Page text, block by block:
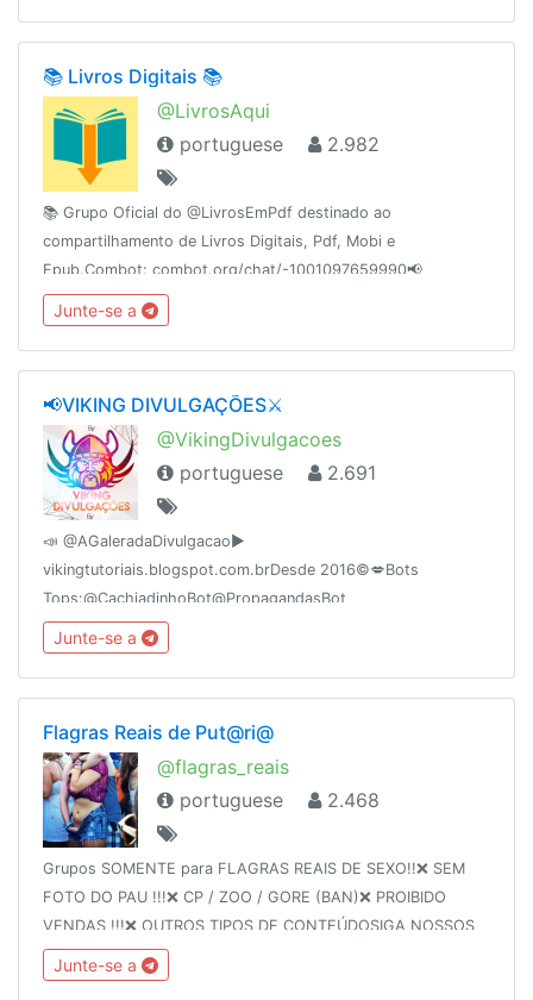
📚 Livros Digitais 📚
@LivrosAqui
portuguese
2.982
📚 Grupo Oficial do @LivrosEmPdf destinado ao
compartilhamento de Livros Digitais, Pdf, Mobi e
Epub.Combot: combot.org/chat/-1001097659990📢
@AudioLivros👥 @MundoDaMusica👥 @RedeTelezap👥
@OlhoDeDeus Fundação dia: 16/11/2016
Junte-se a
📢VIKING DIVULGAÇÕES⚔
@VikingDivulgacoes
portuguese
2.691
📣 @AGaleradaDivulgacao►
vikingtutoriais.blogspot.com.brDesde 2016©💋Bots
Tops:@CachiadinhoBot@PropagandasBot
Junte-se a
Flagras Reais de Put@ri@
@flagras_reais
portuguese
2.468
Grupos SOMENTE para FLAGRAS REAIS DE SEXO!!❌ SEM
FOTO DO PAU !!!❌ CP / ZOO / GORE (BAN)❌ PROIBIDO
VENDAS !!!❌ OUTROS TIPOS DE CONTEÚDOSIGA NOSSOS
GRUPOS: TRANS » @trans_pauzudasFLAGRAS »
@flagras_reais
Junte-se a